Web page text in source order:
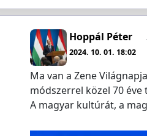
Hoppál Péter
2024. 10. 01. 18:02
Ma van a Zene
módszerrel közel 70
A magyar kultúrát, a